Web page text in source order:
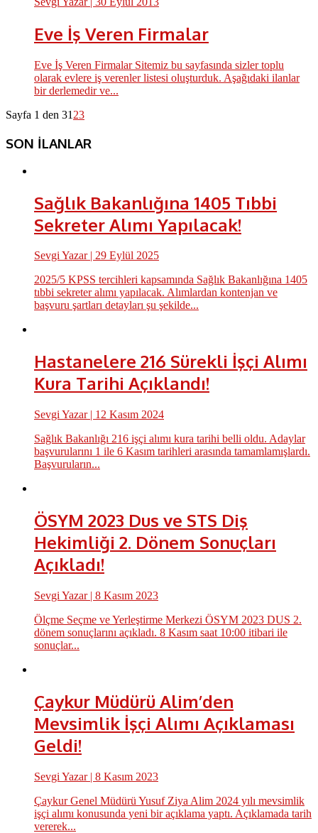
Eve İş Veren Firmalar
Eve İş Veren Firmalar Sitemiz bu sayfasında sizler toplu
olarak evlere iş verenler listesi oluşturduk. Aşağıdaki ilanlar
bir derlemedir ve...
Sayfa 1 den 31 23
SON İLANLAR
Sağlık Bakanlığına 1405 Tıbbi
Sekreter Alımı Yapılacak!
Sevgi Yazar| 29 Eylül 2025
2025/5 KPSS tercihleri kapsamında Sağlık Bakanlığına 1405
tıbbi sekreter alımı yapılacak. Alımlardan kontenjan ve
başvuru şartları detayları şu şekilde...
Hastanelere 216 Sürekli İşçi Alımı
Kura Tarihi Açıklandı!
Sevgi Yazar| 12 Kasım 2024
Sağlık Bakanlığı 216 işçi alımı kura tarihi belli oldu. Adaylar
başvurularını 1 ile 6 Kasım tarihleri arasında tamamlamışlardı.
Başvuruların...
ÖSYM 2023 Dus ve STS Diş
Hekimliği 2. Dönem Sonuçları
Açıkladı!
Sevgi Yazar| 8 Kasım 2023
Ölçme Seçme ve Yerleştirme Merkezi ÖSYM 2023 DUS 2.
dönem sonuçlarını açıkladı. 8 Kasım saat 10:00 itibari ile
sonuçlar...
Çaykur Müdürü Alim’den
Mevsimlik İşçi Alımı Açıklaması
Geldi!
Sevgi Yazar| 8 Kasım 2023
Çaykur Genel Müdürü Yusuf Ziya Alim 2024 yılı mevsimlik
işçi alımı konusunda yeni bir açıklama yaptı. Açıklamada tarih
vererek...